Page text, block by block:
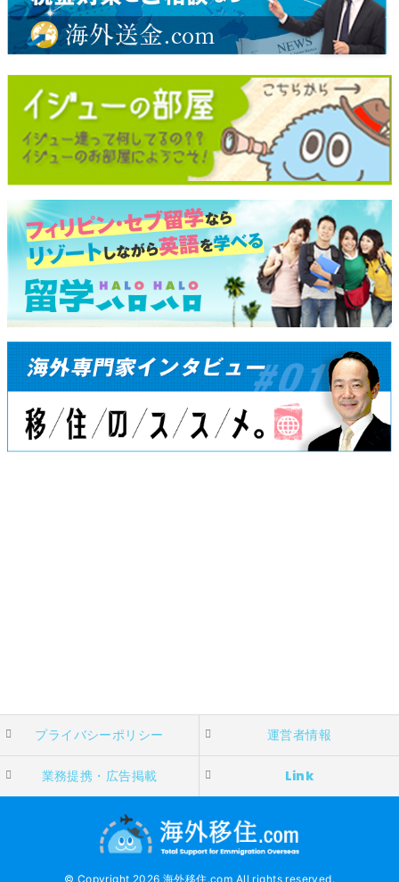
パキスタン
プライバシーポリシー 運営者情報
業務提携・広告掲載 Link
© Copyright 2026 海外移住.com All rights reserved.